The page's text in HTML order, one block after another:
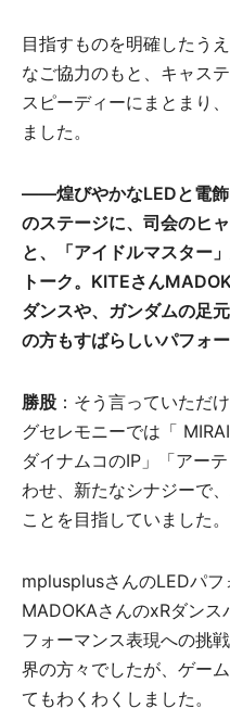
目指すものを明確したう
なご協力のもと、キャス
スピーディーにまとまり
ました。
――煌びやかなLEDと電
のステージに、司会のヒ
と、「アイドルマスター
トーク。KITEさん
ダンスや、ガンダムの足
の方もすばらしいパフォ
勝股 ：そう言っていただ
グセレモニーでは「
ダイナムコのIP」「アー
わせ、新たなシナジーで
ことを目指していました。
mplusplusさんのLEDパフ
MADOKAさんのxRダン
フォーマンス表現への挑
界の方々でしたが、ゲー
てもわくわくしました。